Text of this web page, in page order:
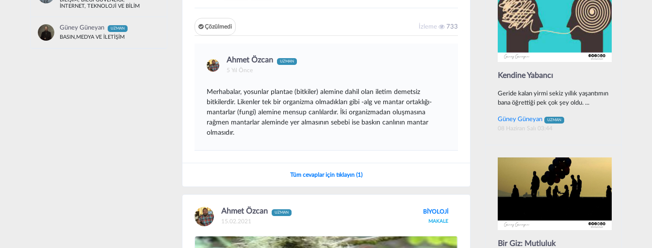
İNTERNET, TEKNOLOJİ VE BİLİM
Güney Güneyan UZMAN
BASIN,MEDYA VE İLETİŞİM
Çözülmedi İzleme 733
Ahmet Özcan UZMAN
5 Yıl Önce
Merhabalar, yosunlar plantae (bitkiler) alemine dahil olan iletim demetsiz
bitkilerdir. Likenler tek bir organizma olmadıkları gibi -alg ve mantar ortaklığı-
mantarlar (fungi) alemine mensup canlılardır. İki organizmadan oluşmasına
rağmen mantarlar aleminde yer almasının sebebi ise baskın canlının mantar
olmasıdır.
Tüm cevaplar için tıklayın (1)
Ahmet Özcan UZMAN
15.02.2021
BİYOLOJİ
MAKALE
Kendine Yabancı
Geride kalan yirmi sekiz yıllık yaşantımın
bana öğrettiği pek çok şey oldu. ...
Güney Güneyan UZMAN
08 Haziran Salı 03:44
Bir Giz: Mutluluk